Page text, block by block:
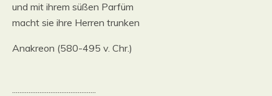
und mit ihrem süßen Parfüm
macht sie ihre Herren trunken
Anakreon (580-495 v. Chr.)
..............................................